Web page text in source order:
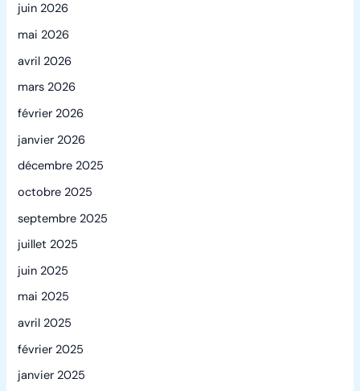
juin 2026
mai 2026
avril 2026
mars 2026
février 2026
janvier 2026
décembre 2025
octobre 2025
septembre 2025
juillet 2025
juin 2025
mai 2025
avril 2025
février 2025
janvier 2025